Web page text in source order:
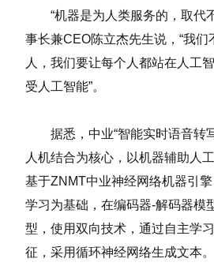
“机器是为人类服务的，取代
事长兼CEO陈立杰先生说，“我
人，我们要让每个人都站在人工
受人工智能”。
据悉，中业“智能实时语音转
人机结合为核心，以机器辅助人
基于ZNMT中业神经网络机器引
学习为基础，在编码器-解码器模
型，使用双向技术，通过自主学
征，采用循环神经网络生成文本